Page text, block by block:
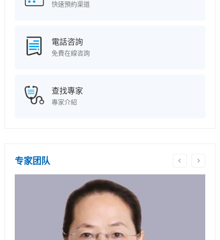
快速預約渠道
電話咨詢
免費在線咨詢
查找專家
專家介紹
专家团队